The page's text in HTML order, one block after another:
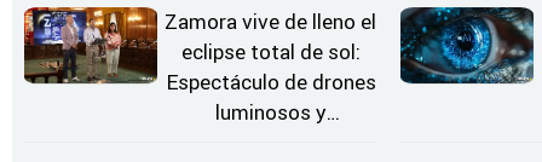
Zamora vive de lleno el
eclipse total de sol:
Espectáculo de drones
luminosos y